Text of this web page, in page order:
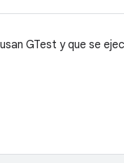
GTest y que se